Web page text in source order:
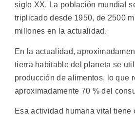
siglo XX. La población mundial
triplicado desde 1950, de 2500
millones en la actualidad.
En la actualidad,
tierra habitable del planeta se
producción de alimentos, lo que
aproximadamente 70 % del
Esa actividad humana vital tiene